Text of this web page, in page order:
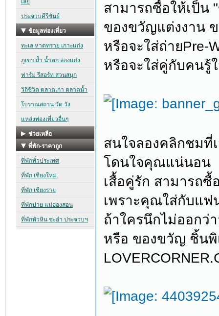
สามารถซื้อให้เป็น
ของขวัญแต่งงาน
หรือจะใส่ถ่ายPre-
หรือจะใส่คู่กับคนรู้
สนใจลองคลิกชมที่
โดนใจคุณแน่นอน
เสื้อคู่รัก สามารถซื้
เพราะคุณใส่กับแฟ
ถ้าใครนึกไม่ออกว่
หรือ ของขวัญ ชิ้นพิ